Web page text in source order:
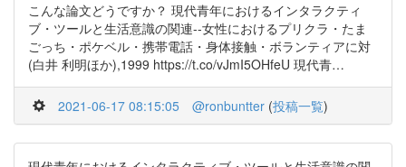
こんな論文どうですか？ 現代青年におけるインタラクティ
ブ・ツールと生活意識の関連--女性におけるプリクラ・たま
ごっち・ポケベル・携帯電話・身体接触・ボランティアに対
(白井 利明ほか),1999 https://t.co/vJmI5OHfeU 現代青…
2021-06-17 08:15:05 @ronbuntter (投稿一覧)